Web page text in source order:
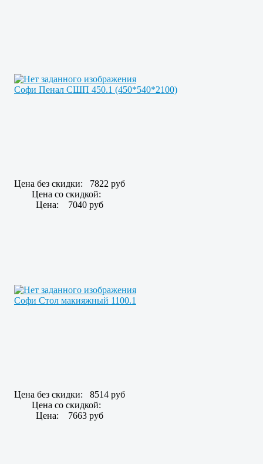
Софи Пенал СШП 450.1 (450*540*2100)
Цена без скидки:
7822 руб
Цена со скидкой:
Цена:
7040 руб
Софи Стол макияжный 1100.1
Цена без скидки:
8514 руб
Цена со скидкой:
Цена:
7663 руб